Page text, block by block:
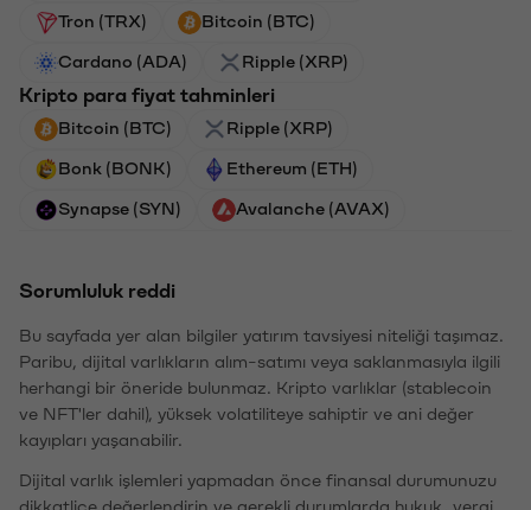
Tron (TRX) Bitcoin (BTC)
Cardano (ADA) Ripple (XRP)
Kripto para fiyat tahminleri
Bitcoin (BTC) Ripple (XRP)
Bonk (BONK) Ethereum (ETH)
Synapse (SYN) Avalanche (AVAX)
Sorumluluk reddi
Bu sayfada yer alan bilgiler yatırım tavsiyesi niteliği taşımaz.
Paribu, dijital varlıkların alım-satımı veya saklanmasıyla ilgili
herhangi bir öneride bulunmaz. Kripto varlıklar (stablecoin
ve NFT'ler dahil), yüksek volatiliteye sahiptir ve ani değer
kayıpları yaşanabilir.
Dijital varlık işlemleri yapmadan önce finansal durumunuzu
dikkatlice değerlendirin ve gerekli durumlarda hukuk, vergi